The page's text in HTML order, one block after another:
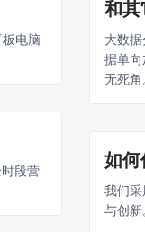
电脑
段营
和
大数
据单
无死角
如
我们
与创新